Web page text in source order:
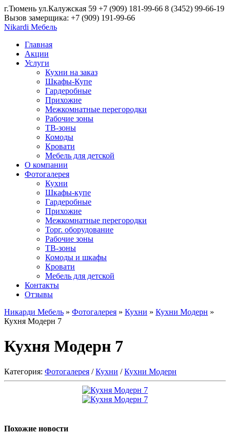
г.Тюмень ул.Калужская 59 +7 (909) 181-99-66 8 (3452) 99-66-19
Вызов замерщика: +7 (909) 191-99-66
Nikardi Мебель
Главная
Акции
Услуги
Кухни на заказ
Шкафы-Купе
Гардеробные
Прихожие
Межкомнатные перегородки
Рабочие зоны
ТВ-зоны
Комоды
Кровати
Мебель для детской
О компании
Фотогалерея
Кухни
Шкафы-купе
Гардеробные
Прихожие
Межкомнатные перегородки
Торг. оборудование
Рабочие зоны
ТВ-зоны
Комоды и шкафы
Кровати
Мебель для детской
Контакты
Отзывы
Никарди Мебель » Фотогалерея » Кухни » Кухни Модерн »
Кухня Модерн 7
Кухня Модерн 7
Категория: Фотогалерея /Кухни /Кухни Модерн
Похожие новости